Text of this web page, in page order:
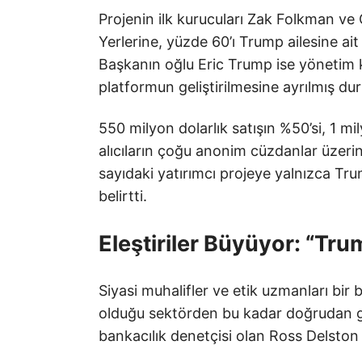
Projenin ilk kurucuları Zak Folkman ve
Yerlerine, yüzde 60’ı Trump ailesine
Başkanın oğlu Eric Trump ise yönetim
platformun geliştirilmesine ayrılmış
550 milyon dolarlık satışın %50’si, 1
alıcıların çoğu anonim cüzdanlar
sayıdaki yatırımcı projeye yalnızca
belirtti.
Eleştiriler Büyüyor:
Siyasi muhalifler ve etik uzmanları
olduğu sektörden bu kadar doğrudan
bankacılık denetçisi olan Ross